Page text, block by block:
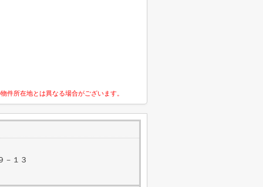
件所在地とは異なる場合がございます。
－１３